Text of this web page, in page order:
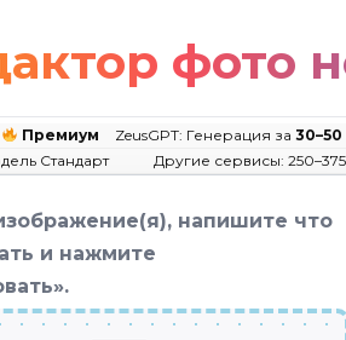
фото
Премиум ZeusGPT: Генерация за 30–50
Стандарт
Другие сервисы:
напишите что
и нажмите